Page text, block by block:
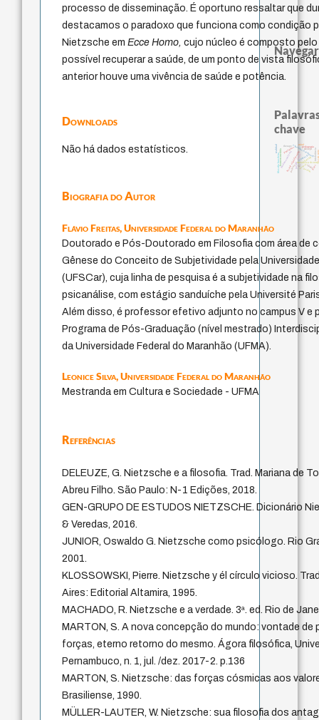
processo de disseminação. É oportuno ressaltar que
destacamos o paradoxo que funciona como condição
Nietzsche emEcce Homo,cujo núcleo é composto
possível recuperar a saúde, de um ponto de vista
anterior houve uma vivência de saúde e potência.
Downloads
Não há dados estatísticos.
Biografia do Autor
Flávio Freitas,Universidade Federal do Maranhão
Doutorado e Pós-Doutorado em Filosofia com área de
Gênese do Conceito de Subjetividade pela
(UFSCar), cuja linha de pesquisa é a subjetividade na
psicanálise, com estágio sanduíche pela Université
Além disso, é professor efetivo adjunto no campus V e
Programa de Pós-Graduação (nível mestrado)
da Universidade Federal do Maranhão (UFMA).
Leonice Silva,Universidade Federal do Maranhão
Mestranda em Cultura e Sociedade - UFMA
Referências
DELEUZE, G. Nietzsche e a filosofia. Trad. Mariana de
Abreu Filho. São Paulo: N-1 Edições, 2018.
GEN-GRUPO DE ESTUDOS NIETZSCHE. Dicionário
& Veredas, 2016.
JUNIOR, Oswaldo G. Nietzsche como psicólogo. Rio
2001.
KLOSSOWSKI, Pierre. Nietzsche y él círculo vicioso.
Aires: Editorial Altamira, 1995.
MACHADO, R. Nietzsche e a verdade. 3ª. ed. Rio de
MARTON, S. A nova concepção do mundo: vontade de
forças, eterno retorno do mesmo. Ágora filosófica,
Pernambuco, n. 1, jul. /dez. 2017-2. p.136
MARTON, S. Nietzsche: das forças cósmicas aos
Brasiliense, 1990.
MÜLLER-LAUTER, W. Nietzsche: sua filosofia dos
Navegar
chave
fundamentalismo jacobi
protágorasexperiência temporal
metafísica do
géneroidade
intolerância
history of philosophy
homem-medida
filosofia brasileira palavra perdónleyes
violencia
logos
pedagogia
lei
desejo
bataille
mind
therapy
realidad